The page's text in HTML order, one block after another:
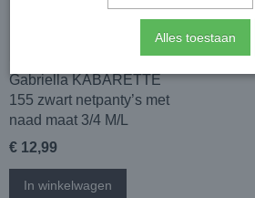
Gabriella KABARETTE
155 zwart netpanty’s met
naad maat 3/4 M/L
€ 12,99
In winkelwagen
Alles toestaan